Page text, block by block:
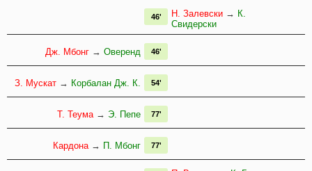
Н. Залевски → К.
Свидерски
46'
Дж. Мбонг → Оверенд 46'
З. Мускат → Корбалан Дж. К. 54'
Т. Теума→ Э. Пепе 77'
Кардона→ П. Мбонг 77'